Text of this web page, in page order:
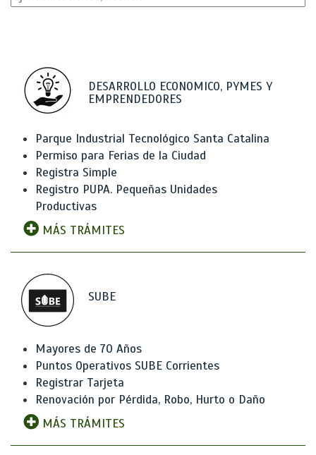
DESARROLLO ECONOMICO, PYMES Y
EMPRENDEDORES
Parque Industrial Tecnológico Santa Catalina
Permiso para Ferias de la Ciudad
Registra Simple
Registro PUPA. Pequeñas Unidades
Productivas
MÁS TRÁMITES
SUBE
Mayores de 70 Años
Puntos Operativos SUBE Corrientes
Registrar Tarjeta
Renovación por Pérdida, Robo, Hurto o Daño
MÁS TRÁMITES